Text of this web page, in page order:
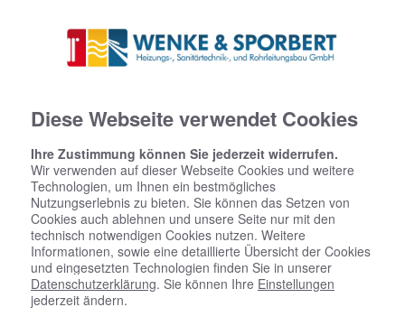
Hygienisch, komfortabel und
Diese Webseite verwendet Cookies
Ihre Zustimmung können Sie jederzeit widerrufen.
Wir verwenden auf dieser Webseite Cookies und weitere
Technologien, um Ihnen ein bestmögliches
Nutzungserlebnis zu bieten. Sie können das Setzen von
Cookies auch ablehnen und unsere Seite nur mit den
technisch notwendigen Cookies nutzen. Weitere
Informationen, sowie eine detaillierte Übersicht der Cookies
und eingesetzten Technologien finden Sie in unserer
Datenschutzerklärung. Sie können Ihre Einstellungen
jederzeit ändern.